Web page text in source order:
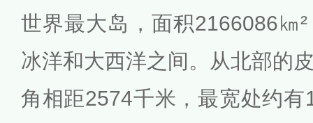
世界最大岛，面积2166086㎞
冰洋和大西洋之间。从北部的
角相距2574千米，最宽处约